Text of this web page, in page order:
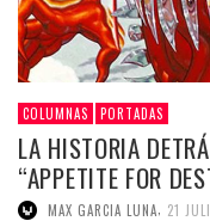
COLUMNAS PORTADAS
LA HISTORIA
“APPETITE FOR
MAX GARCIA LUNA 21